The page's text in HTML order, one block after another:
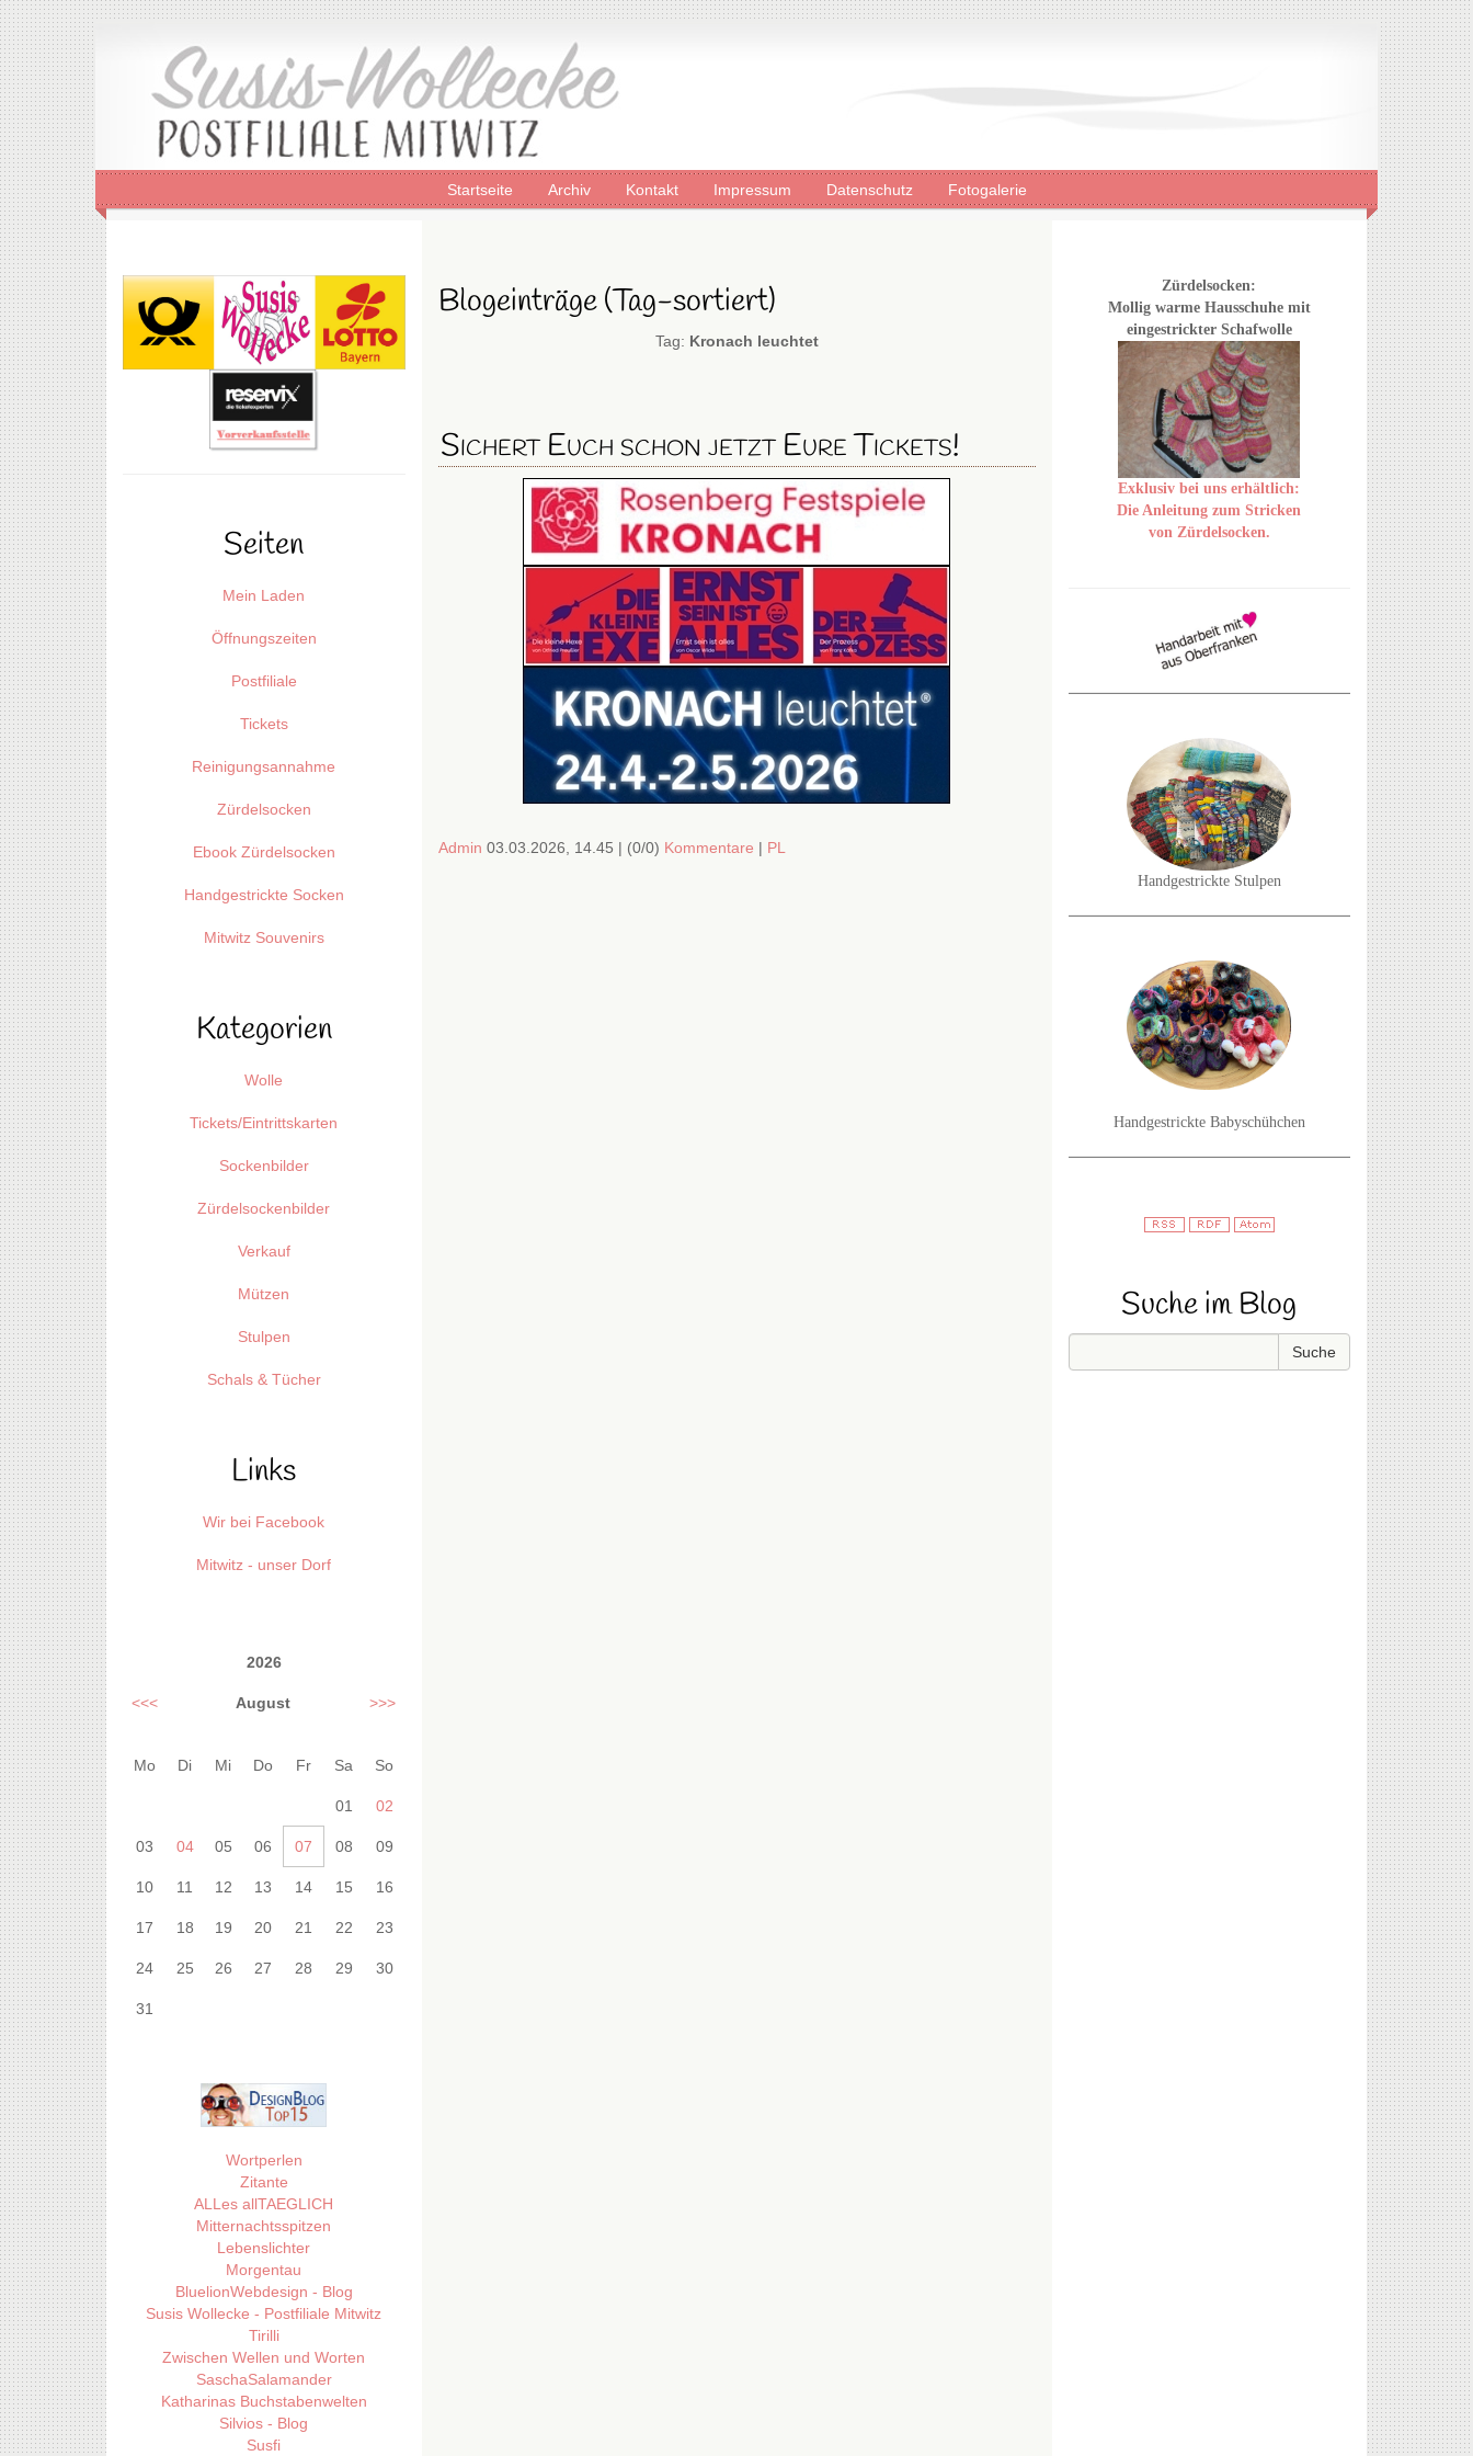
Startseite Archiv Kontakt Impressum Datenschutz Fotogalerie
Blogeinträge (Tag-sortiert)
Tag: Kronach leuchtet
Sichert Euch schon jetzt Eure Tickets!
Admin 03.03.2026, 14.45 | (0/0) Kommentare | PL
Seiten
Mein Laden
Öffnungszeiten
Postfiliale
Tickets
Reinigungsannahme
Zürdelsocken
Ebook Zürdelsocken
Handgestrickte Socken
Mitwitz Souvenirs
Kategorien
Wolle
Tickets/Eintrittskarten
Sockenbilder
Zürdelsockenbilder
Verkauf
Mützen
Stulpen
Schals & Tücher
Links
Wir bei Facebook
Mitwitz - unser Dorf
2026
<<< August >>>
Mo Di Mi Do Fr Sa So
01 02
03 04 05 06 07 08 09
10 11 12 13 14 15 16
17 18 19 20 21 22 23
24 25 26 27 28 29 30
31
Wortperlen
Zitante
ALLes allTAEGLICH
Mitternachtsspitzen
Lebenslichter
Morgentau
BluelionWebdesign - Blog
Susis Wollecke - Postfiliale Mitwitz
Tirilli
Zwischen Wellen und Worten
SaschaSalamander
Katharinas Buchstabenwelten
Silvios - Blog
Susfi
Zürdelsocken:
Mollig warme Hausschuhe mit
eingestrickter Schafwolle
Exklusiv bei uns erhältlich:
Die Anleitung zum Stricken
von Zürdelsocken.
Handgestrickte Stulpen
Handgestrickte Babyschühchen
Suche im Blog